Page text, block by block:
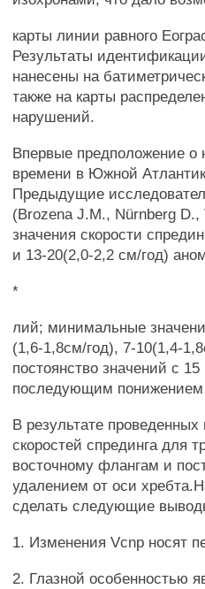
карты линии равного
Результаты
нанесены на
также на карты
нарушений.
Впервые предположение о
времени в Южной
Предыдущие
(Brozena J.M., Nürnberg
значения скорости
и 13-20(2,0-2,2 см/год)
*
лий; минимальные
(1,6-1,8см/год), 7-10(1,4-
постоянство значений с
последующим
В результате
скоростей спрединга для
восточному флангам и
удалением от оси
сделать следующие
1. Изменения Vcnp носят
2. Глазной особенностью